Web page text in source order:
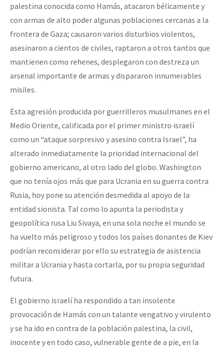
palestina conocida como Hamás, atacaron bélicamente y
con armas de alto poder algunas poblaciones cercanas a la
frontera de Gaza; causaron varios disturbios violentos,
asesinaron a cientos de civiles, raptaron a otros tantos que
mantienen como rehenes, desplegaron con destreza un
arsenal importante de armas y dispararon innumerables
misiles.
Esta agresión producida por guerrilleros musulmanes en el
Medio Oriente, calificada por el primer ministro israelí
como un “ataque sorpresivo y asesino contra Israel”, ha
alterado inmediatamente la prioridad internacional del
gobierno americano, al otro lado del globo. Washington
que no tenía ojos más que para Ucrania en su guerra contra
Rusia, hoy pone su atención desmedida al apoyo de la
entidad sionista. Tal como lo apunta la periodista y
geopolítica rusa Liu Sivaya, en una sola noche el mundo se
ha vuelto más peligroso y todos los países donantes de Kiev
podrían reconsiderar por ello su estrategia de asistencia
militar a Ucrania y hasta cortarla, por su propia seguridad
futura.
El gobierno israelí ha respondido a tan insolente
provocación de Hamás con un talante vengativo y virulento
y se ha ido en contra de la población palestina, la civil,
inocente y en todo caso, vulnerable gente de a pie, en la